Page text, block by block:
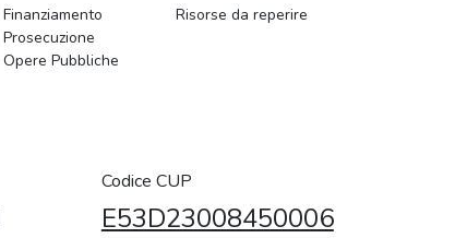
Finanziamento
Prosecuzione
Opere Pubbliche
Risorse da reperire
Codice CUP
E53D23008450006